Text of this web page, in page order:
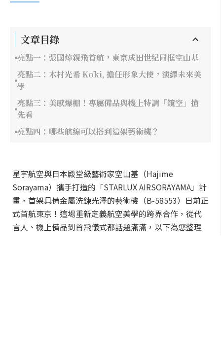
文章目錄
亮點一：張國煒親飛首航，東京成田世紀同框空山基
亮點二：木村光希 Kōki, 擔任形象大使，演繹未來美
學
亮點三：美感爆棚！專屬備品與機上特調「鏡空」搶
先看
亮點四：哪些航線可以搭到這架藝術機？
星宇航空與日本殿堂級藝術家空山基（Hajime
Sorayama）攜手打造的「STARLUX AIRSORAYAMA」計
畫，首架具備金屬洗鍊光澤的藝術機（B-58553）日前正
式首航東京！這場重新定義航空美學的跨界合作，從代
言人、機上備品到首飛儀式都話題滿滿，以下為您整理